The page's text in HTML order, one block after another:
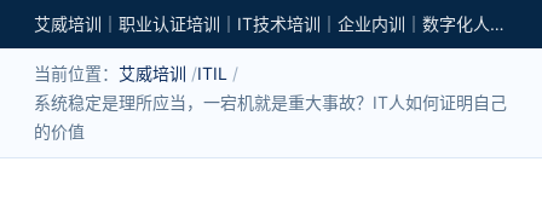
艾威培训｜职业认证培训｜IT技术培训｜企业内训｜数字化人才培养
当前位置： 艾威培训
ITIL
系统稳定是理所应当，一宕机就是重大事故？IT人如何证明自己
的价值